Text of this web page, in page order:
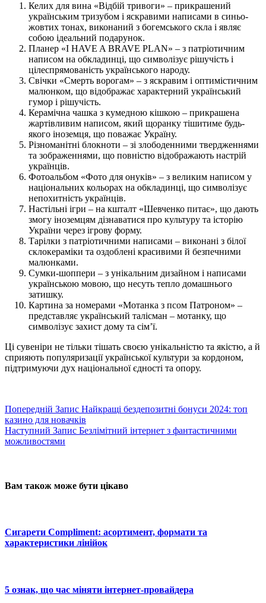
Келих для вина «Відбій тривоги» – прикрашений
українським тризубом і яскравими написами в синьо-
жовтих тонах, виконаний з богемського скла і являє
собою ідеальний подарунок.
Планер «I HAVE A BRAVE PLAN» – з патріотичним
написом на обкладинці, що символізує рішучість і
цілеспрямованість українського народу.
Свічки «Смерть ворогам» – з яскравим і оптимістичним
малюнком, що відображає характерний український
гумор і рішучість.
Керамічна чашка з кумедною кішкою – прикрашена
жартівливим написом, який щоранку тішитиме будь-
якого іноземця, що поважає Україну.
Різноманітні блокноти – зі злободенними твердженнями
та зображеннями, що повністю відображають настрій
українців.
Фотоальбом «Фото для онуків» – з великим написом у
національних кольорах на обкладинці, що символізує
непохитність українців.
Настільні ігри – на кшталт «Шевченко питає», що дають
змогу іноземцям дізнаватися про культуру та історію
України через ігрову форму.
Тарілки з патріотичними написами – виконані з білої
склокераміки та оздоблені красивими й безпечними
малюнками.
Сумки-шоппери – з унікальним дизайном і написами
українською мовою, що несуть тепло домашнього
затишку.
Картина за номерами «Мотанка з псом Патроном» –
представляє український талісман – мотанку, що
символізує захист дому та сім’ї.
Ці сувеніри не тільки тішать своєю унікальністю та якістю, а й
сприяють популяризації української культури за кордоном,
підтримуючи дух національної єдності та опору.
Попередній Запис Найкращі бездепозитні бонуси 2024: топ
казино для новачків
Наступний Запис Безлімітний інтернет з фантастичними
можливостями
Вам також може бути цікаво
Сигарети Compliment: асортимент, формати та
характеристики лінійок
5 ознак, що час міняти інтернет-провайдера